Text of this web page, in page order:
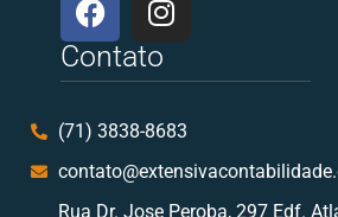
Contato
(71) 3838-8683
Rua Dr. Jose Peroba, 297 Edf.